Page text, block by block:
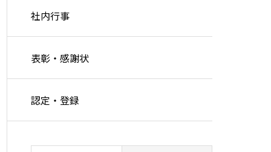
社内行事
表彰・感謝状
認定・登録